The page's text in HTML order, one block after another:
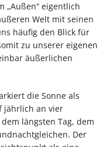
„Außen“ eigentlich
Welt mit seinen
häufig den Blick für
zu unserer eigenen
äußerlichen
die Sonne als
jährlich an vier
längsten Tag, dem
Der